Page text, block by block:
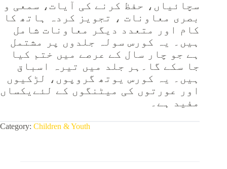
سچائیاں، حفظ کرنے کی آیات، سمعی و
بصری معاونات ، تجویز کردہ ہاتھ کا
کام اور متعدد دیگر معاونات شامل
ہیں۔ یہ کورس سولہ جلدوں پر مشتمل
ہے جو چار سال کے عرصے میں ختم کیا
جا سکے گا۔ہر جلد میں تیرہ اسباق
ہیں۔ یہ کورس یوتھ گروپوں، لڑکیوں
اور عورتوں کی میٹنگوں کے لئےیکساں
مفید ہے۔
Category: Children & Youth